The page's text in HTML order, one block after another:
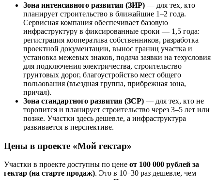
Зона интенсивного развития (ЗИР) — для тех, кто
планирует строительство в ближайшие 1–2 года.
Сервисная компания обеспечивает базовую
инфраструктуру в фиксированные сроки — 1,5 года:
регистрация кооператива собственников, разработка
проектной документации, вынос границ участка и
установка межевых знаков, подача заявки на техусловия
для подключения электричества, строительство
грунтовых дорог, благоустройство мест общего
пользования (въездная группа, прибрежная зона,
причал).
Зона стандартного развития (ЗСР) — для тех, кто не
торопится и планирует строительство через 3–5 лет или
позже. Участки здесь дешевле, а инфраструктура
развивается в перспективе.
Цены в проекте «Мой гектар»
Участки в проекте доступны по цене от 100 000 рублей за
гектар (на старте продаж). Это в 10–30 раз дешевле, чем